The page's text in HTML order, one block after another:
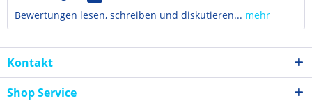
Bewertungen lesen, schreiben und diskutieren... mehr
Kontakt
Shop Service